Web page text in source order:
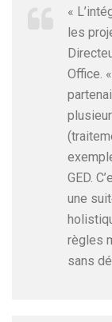
«
les
Office.
GED.
une
règles
sans